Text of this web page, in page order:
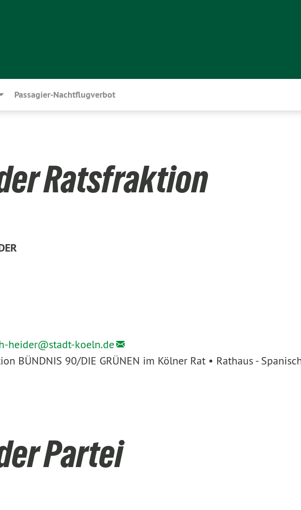
Passagier-Nachtflugverbot
Ratsfraktion
heider@stadt-koeln.de
BÜNDNIS 90/DIE GRÜNEN im Kölner Rat • Rathaus -
Partei